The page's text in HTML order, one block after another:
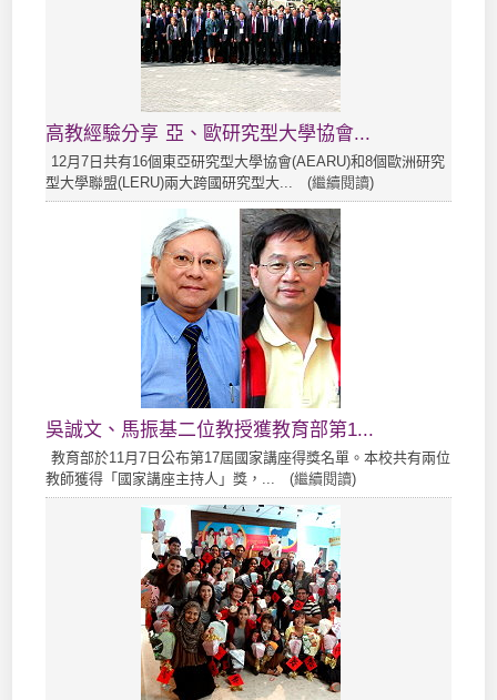
高教經驗分享 亞、歐研究型大學協會...
12月7日共有16個東亞研究型大學協會(AEARU)和8個歐洲研究
型大學聯盟(LERU)兩大跨國研究型大... (繼續閱讀)
吳誠文、馬振基二位教授獲教育部第1...
教育部於11月7日公布第17屆國家講座得獎名單。本校共有兩位
教師獲得「國家講座主持人」獎，... (繼續閱讀)